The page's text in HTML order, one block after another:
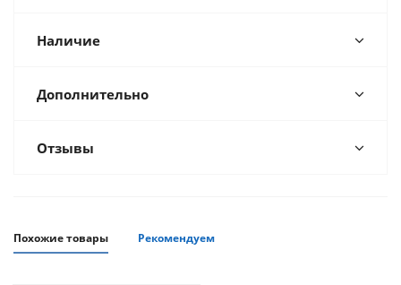
Наличие
Дополнительно
Отзывы
Похожие товары Рекомендуем